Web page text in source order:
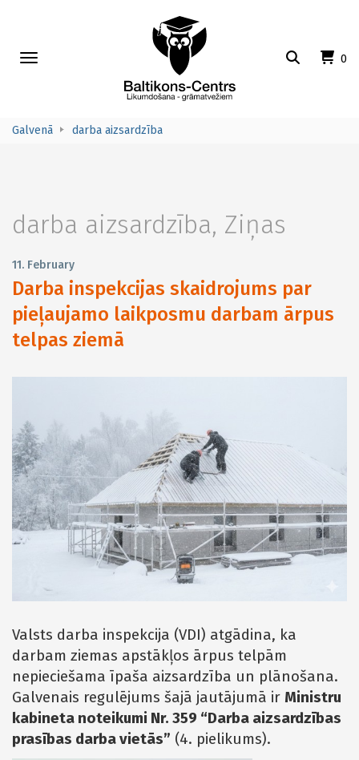
0
Toggle
Galvenā darba aizsardzība
darba aizsardzība, Ziņas
11. February
Darba inspekcijas skaidrojums par
pieļaujamo laikposmu darbam ārpus
telpas ziemā
Valsts darba inspekcija (VDI) atgādina, ka
darbam ziemas apstākļos ārpus telpām
nepieciešama īpaša aizsardzība un plānošana.
Galvenais regulējums šajā jautājumā ir Ministru
kabineta noteikumi Nr. 359 “Darba aizsardzības
prasības darba vietās” (4. pielikums).